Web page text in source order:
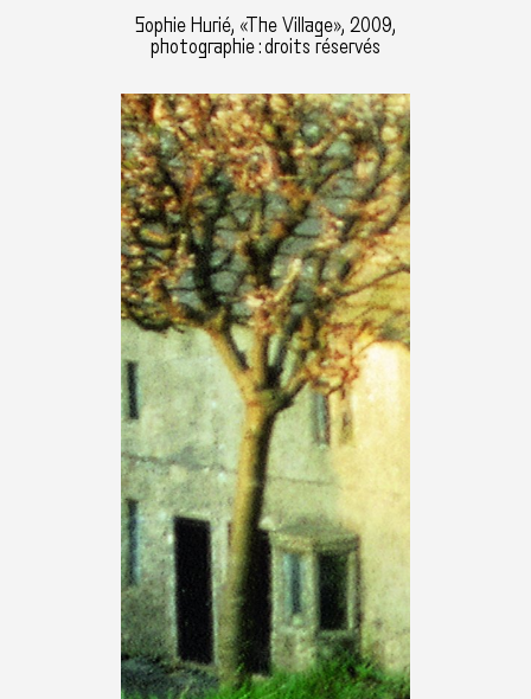
Sophie Hurié, «The Village», 2009,
photographie : droits réservés